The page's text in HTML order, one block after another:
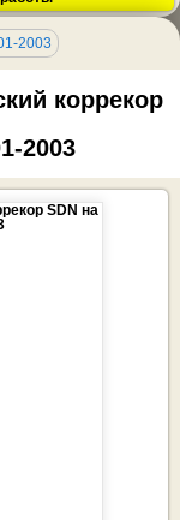
2003
коррекор
2003